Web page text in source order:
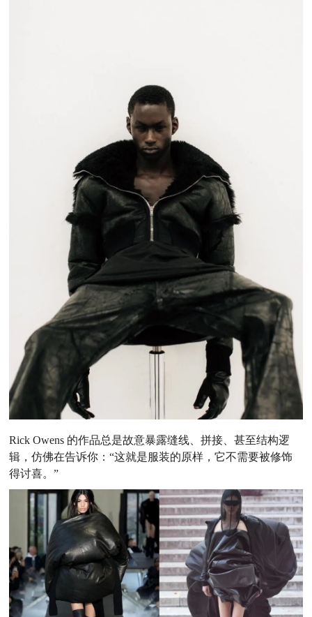
Rick Owens 的作品总是故意暴露缝线、拼接、甚至结构逻
辑，仿佛在告诉你：“这就是服装的原样，它不需要被修饰
得讨喜。”